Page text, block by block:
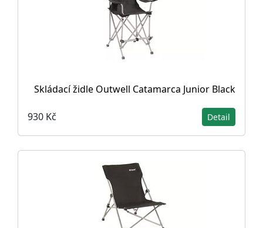
Skládací židle Outwell Catamarca Junior Black
930 Kč Detail